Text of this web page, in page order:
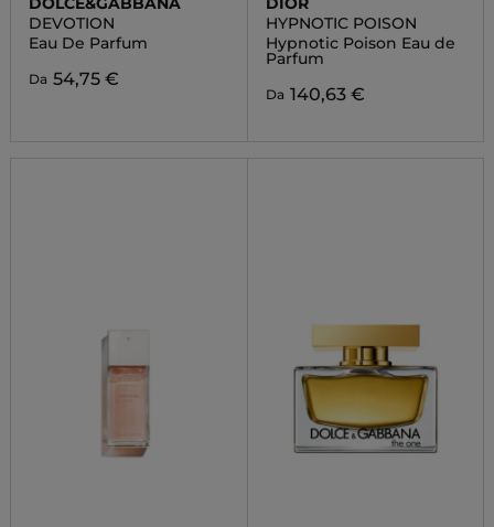
DEVOTION
Eau De Parfum
Da 54,75 €
HYPNOTIC POISON
Hypnotic Poison Eau de
Parfum
Da 140,63 €